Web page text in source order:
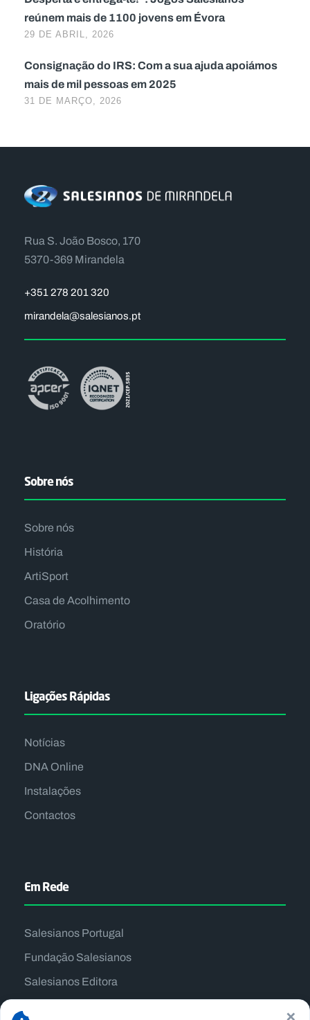
reúnem mais de 1100 jovens em Évora
29 DE ABRIL, 2026
Consignação do IRS: Com a sua ajuda apoiámos
mais de mil pessoas em 2025
31 DE MARÇO, 2026
Rua S. João Bosco, 170
5370-369 Mirandela
+351 278 201 320
mirandela@salesianos.pt
Sobre nós
Sobre nós
História
ArtiSport
Casa de Acolhimento
Oratório
Ligações Rápidas
Notícias
DNA Online
Instalações
Contactos
Em Rede
Salesianos Portugal
Fundação Salesianos
Salesianos Editora